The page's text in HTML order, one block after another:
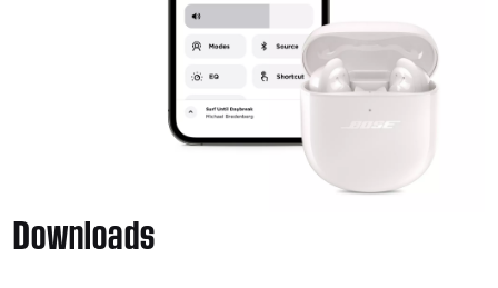
Downloads